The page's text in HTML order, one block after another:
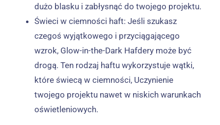
dużo blasku i zabłysnąć do twojego projektu.
Świeci w ciemności haft: Jeśli szukasz
czegoś wyjątkowego i przyciągającego
wzrok, Glow-in-the-Dark Hafdery może być
drogą. Ten rodzaj haftu wykorzystuje wątki,
które świecą w ciemności, Uczynienie
twojego projektu nawet w niskich warunkach
oświetleniowych.